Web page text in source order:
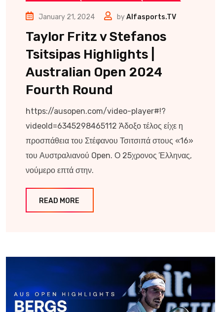
January 21, 2024 byAlfasports.TV
Taylor Fritz v Stefanos
Tsitsipas Highlights |
Australian Open 2024
Fourth Round
https://ausopen.com/video-player#!?
videoId=6345298465112 Άδοξο τέλος είχε η
προσπάθεια του Στέφανου Τσιτσιπά στους «16»
του Αυστραλιανού Open. Ο 25χρονος Έλληνας,
νούμερο επτά στην.
READ MORE